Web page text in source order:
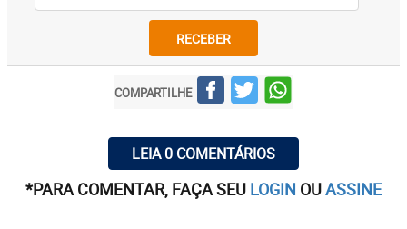
RECEBER
COMPARTILHE
LEIA 0 COMENTÁRIOS
*PARA COMENTAR, FAÇA SEU LOGIN OUASSINE